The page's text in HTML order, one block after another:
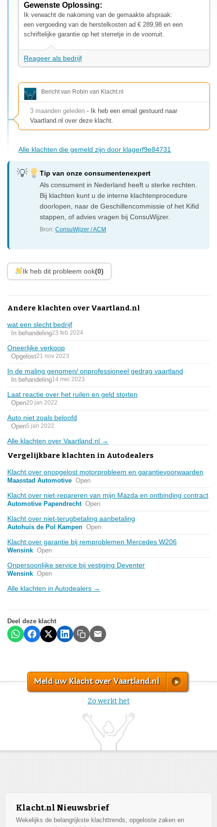
Gewenste Oplossing:
Ik verwacht de nakoming van de gemaakte afspraak:
een vergoeding van de herstelkosten ad € 289,98 en een
schriftelijke garantie op het sterretje in de voorruit.
Reageer als bedrijf
Bericht van Robin van Klacht.nl
3 maanden geleden - Ik heb een email gestuurd naar
Vaartland.nl over deze klacht.
Alle klachten die gemeld zijn door klagerf9e84731
Tip van onze consumentenexpert
Als consument in Nederland heeft u sterke rechten.
Bij klachten kunt u de interne klachtenprocedure
doorlopen, naar de Geschillencommissie of het Kifid
stappen, of advies vragen bij ConsuWijzer.
Bron:ConsuWijzer / ACM
Ik heb dit probleem ook(0)
Andere klachten over Vaartland.nl
wat een slecht bedrijf
In behandeling23 feb 2024
Oneerlijke verkoop
Opgelost21 nov 2023
In de maling genomen/ onprofessioneel gedrag vaartland
In behandeling14 mei 2023
Laat reactie over het ruilen en geld storten
Open20 jan 2022
Auto niet zoals beloofd
Open5 jan 2022
Alle klachten over Vaartland.nl →
Vergelijkbare klachten in Autodealers
Klacht over onopgelost motorprobleem en garantievoorwaarden
Maasstad Automotive Open
Klacht over niet-repareren van mijn Mazda en ontbinding contract
Automotive Papendrecht Open
Klacht over niet-terugbetaling aanbetaling
Autohuis de Pol Kampen Open
Klacht over garantie bij remproblemen Mercedes W206
Wensink Open
Onpersoonlijke service bij vestiging Deventer
Wensink Open
Alle klachten in Autodealers →
Deel deze klacht
Meld uw Klacht over Vaartland.nl
Zo werkt het
Klacht.nl Nieuwsbrief
Wekelijks de belangrijkste klachttrends, opgeloste zaken en